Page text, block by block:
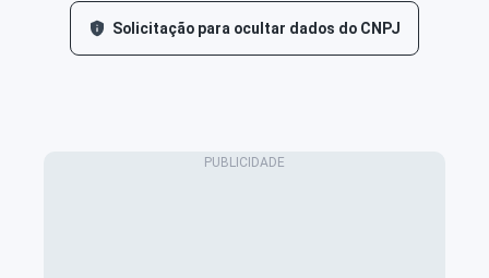
Solicitação para ocultar dados do CNPJ